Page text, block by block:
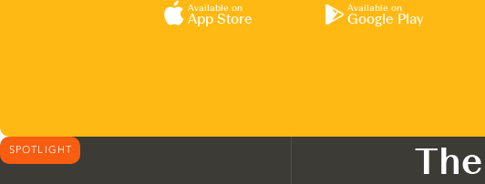
Available on
App Store
Available on
Google Play
SPOTLIGHT